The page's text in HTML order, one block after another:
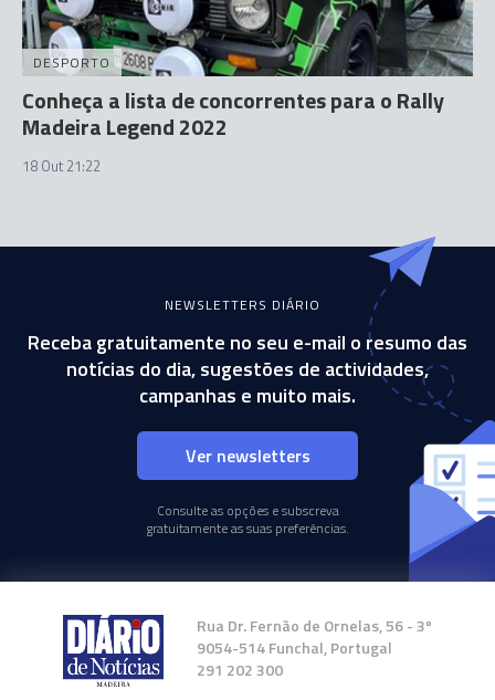
DESPORTO
Conheça a lista de concorrentes para o Rally
Madeira Legend 2022
18 Out 21:22
NEWSLETTERS DIÁRIO
Receba gratuitamente no seu e-mail o resumo das
notícias do dia, sugestões de actividades,
campanhas e muito mais.
Ver newsletters
Consulte as opções e subscreva
gratuitamente as suas preferências.
Rua Dr. Fernão de Ornelas, 56 - 3º
9054-514 Funchal, Portugal
291 202 300